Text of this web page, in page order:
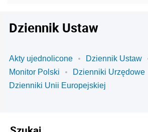
Dziennik Ustaw
Akty ujednolicone
Dziennik Ustaw
Monitor Polski
Dzienniki Urzędowe
Dzienniki Unii Europejskiej